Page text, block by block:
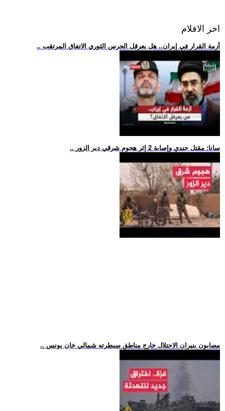
اخر الافلام
.. أزمة القرار في إيران.. هل يعرقل الحرس الثوري الاتفاق المرتقب
.. سانا: مقتل جندي وإصابة 2 إثر هجوم شرقي دير الزور
.. مصابون بنيران الاحتلال خارج مناطق سيطرته شمالي خان يونس